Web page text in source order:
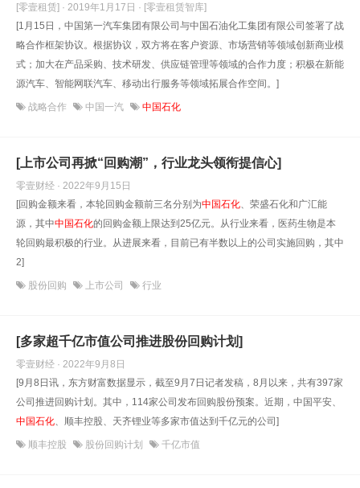
[零壹租赁] · 2019年1月17日 · [零壹租赁智库]
[1月15日，中国第一汽车集团有限公司与中国石油化工集团有限公司签署了战
略合作框架协议。根据协议，双方将在客户资源、市场营销等领域创新商业模
式；加大在产品采购、技术研发、供应链管理等领域的合作力度；积极在新能
源汽车、智能网联汽车、移动出行服务等领域拓展合作空间。]
战略合作 中国一汽 中国石化
[上市公司再掀“回购潮”，行业龙头领衔提信心]
零壹财经 · 2022年9月15日
[回购金额来看，本轮回购金额前三名分别为中国石化、荣盛石化和广汇能
源，其中中国石化的回购金额上限达到25亿元。从行业来看，医药生物是本
轮回购最积极的行业。从进展来看，目前已有半数以上的公司实施回购，其中
2]
股份回购 上市公司 行业
[多家超千亿市值公司推进股份回购计划]
零壹财经 · 2022年9月8日
[9月8日讯，东方财富数据显示，截至9月7日记者发稿，8月以来，共有397家
公司推进回购计划。其中，114家公司发布回购股份预案。近期，中国平安、
中国石化、顺丰控股、天齐锂业等多家市值达到千亿元的公司]
顺丰控股 股份回购计划 千亿市值